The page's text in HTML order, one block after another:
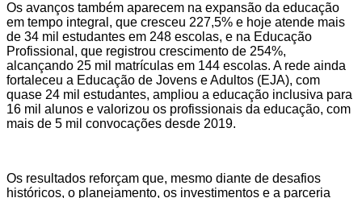
Os avanços também aparecem na expansão da educação
em tempo integral, que cresceu 227,5% e hoje atende mais
de 34 mil estudantes em 248 escolas, e na Educação
Profissional, que registrou crescimento de 254%,
alcançando 25 mil matrículas em 144 escolas. A rede ainda
fortaleceu a Educação de Jovens e Adultos (EJA), com
quase 24 mil estudantes, ampliou a educação inclusiva para
16 mil alunos e valorizou os profissionais da educação, com
mais de 5 mil convocações desde 2019.
Os resultados reforçam que, mesmo diante de desafios
históricos, o planejamento, os investimentos e a parceria